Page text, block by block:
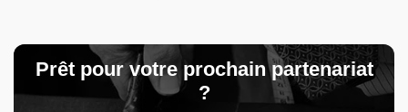
Prêt pour votre prochain partenariat
?